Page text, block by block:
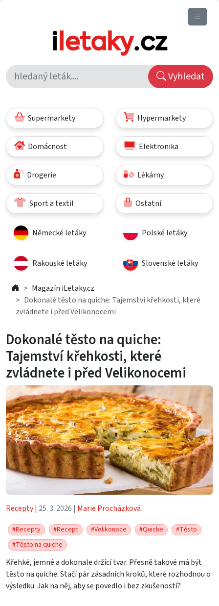
Vyhledat
Supermarkety Hypermarkety
Domácnost Elektronika
Drogerie Lékárny
Sport a textil Ostatní
Německé letáky Polské letáky
Rakouské letáky Slovenské letáky
Magazín iLetaky.cz
Dokonalé těsto na quiche: Tajemství křehkosti, které
zvládnete i před Velikonocemi
Dokonalé těsto na quiche:
Tajemství křehkosti, které
zvládnete i před Velikonocemi
Recepty| 25. 3. 2026 | Marie Procházková
#Recepty #Recept #Velikonoce #Quiche
#Těsto
#Těsto na quiche
Křehké, jemné a dokonale držící tvar. Přesně takové má být
těsto na quiche. Stačí pár zásadních kroků, které rozhodnou o
výsledku. Jak na něj, aby se povedlo i bez zkušeností?